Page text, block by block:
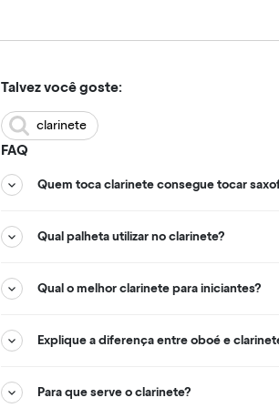
Talvez você goste:
clarinete
FAQ
Quem toca clarinete consegue tocar
Qual palheta utilizar no clarinete?
Qual o melhor clarinete para iniciantes?
Explique a diferença entre oboé e
Para que serve o clarinete?